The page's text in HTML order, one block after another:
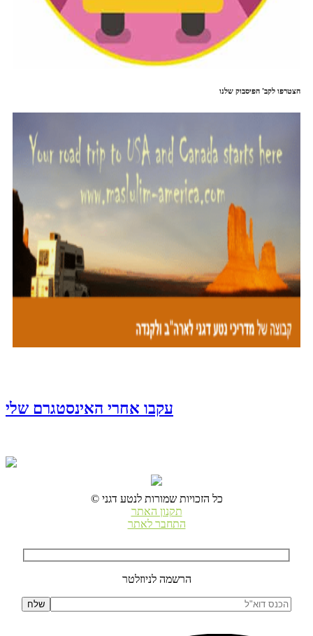
הצטרפו לקב' הפיסבוק שלנו
עקבו אחרי האינסטגרם שלי
© כל הזכויות שמורות לנטע דגני
תקנון האתר
התחבר לאתר
הרשמה לניוזלטר